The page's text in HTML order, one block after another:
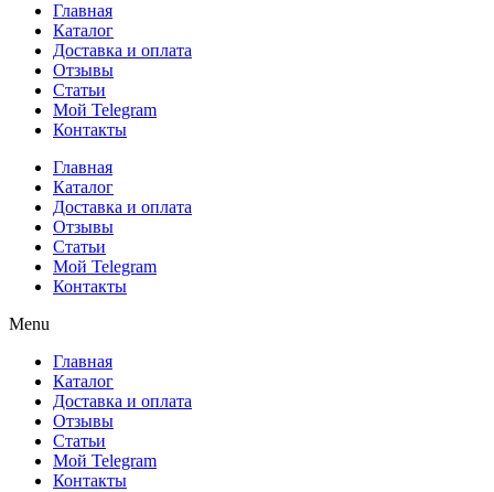
Главная
Каталог
Доставка и оплата
Отзывы
Статьи
Мой Telegram
Контакты
Главная
Каталог
Доставка и оплата
Отзывы
Статьи
Мой Telegram
Контакты
Menu
Главная
Каталог
Доставка и оплата
Отзывы
Статьи
Мой Telegram
Контакты